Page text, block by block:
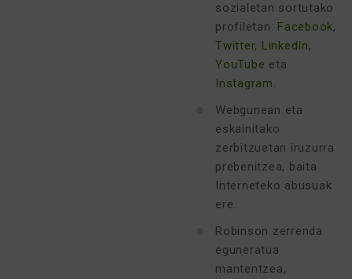
sozialetan sortutako
profiletan: Facebook,
Twitter, LinkedIn,
YouTube eta
Instagram.
Webgunean eta
eskainitako
zerbitzuetan iruzurra
prebenitzea, baita
Interneteko abusuak
ere.
Robinson zerrenda
eguneratua
mantentzea,